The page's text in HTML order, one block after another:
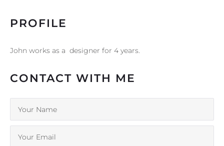
PROFILE
John works as a designer for 4 years.
CONTACT WITH ME